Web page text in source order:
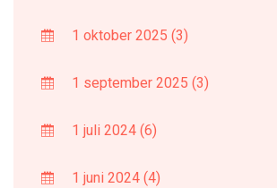
1 oktober 2025 (3)
1 september 2025 (3)
1 juli 2024 (6)
1 juni 2024 (4)